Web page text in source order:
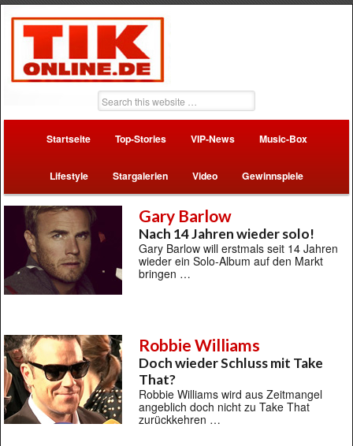
Startseite Top-Stories VIP-News Music-Box
Lifestyle Stargalerien Video Gewinnspiele
Gary Barlow
Nach 14 Jahren wieder solo!
Gary Barlow will erstmals seit 14 Jahren
wieder ein Solo-Album auf den Markt
bringen …
Robbie Williams
Doch wieder Schluss mit Take
That?
Robbie Williams wird aus Zeitmangel
angeblich doch nicht zu Take That
zurückkehren …